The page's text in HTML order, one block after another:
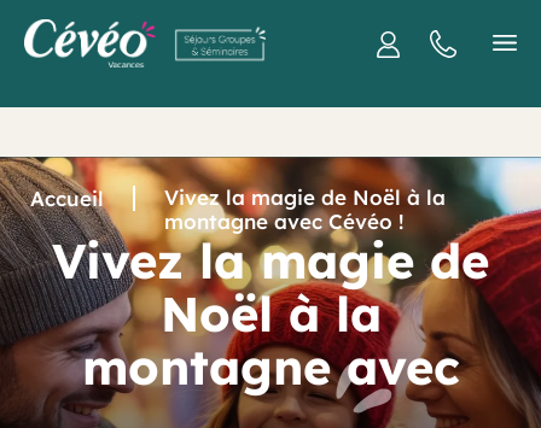
Accueil
Vivez la magie de Noël à la
montagne avec Cévéo !
Vivez la magie de
Noël à la
montagne avec